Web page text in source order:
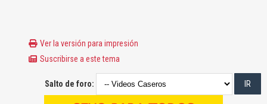
Ver la versión para impresión
Suscribirse a este tema
Salto de foro: